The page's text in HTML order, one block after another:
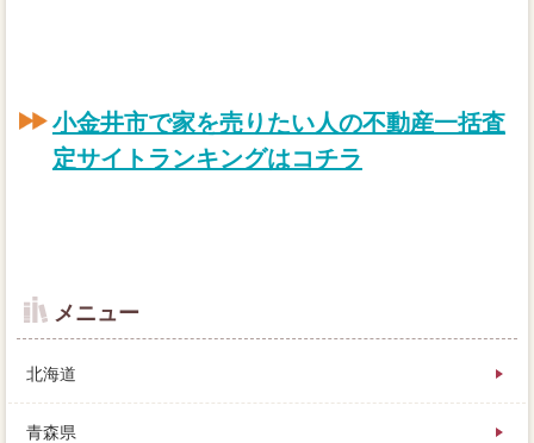
小金井市で家を売りたい人の不動産一括査
定サイトランキングはコチラ
メニュー
北海道
青森県